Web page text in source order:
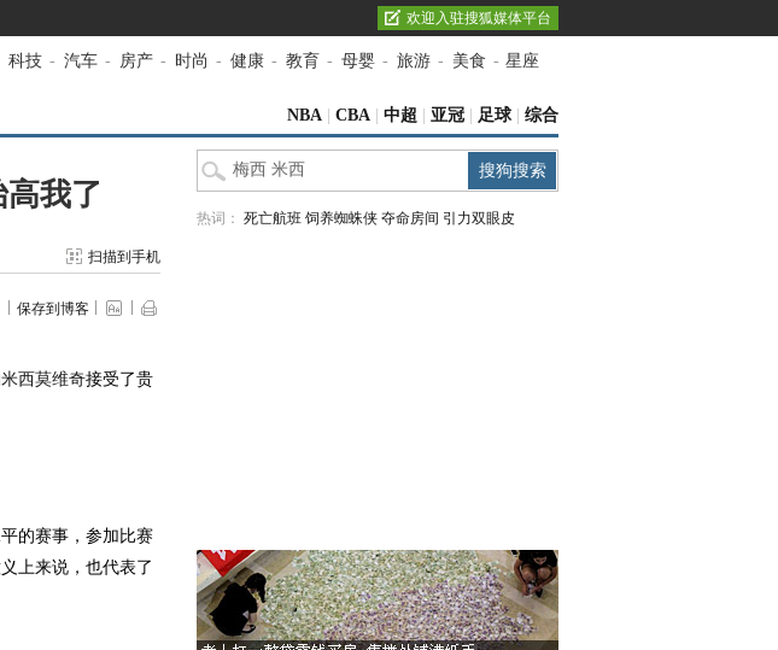
欢迎入驻搜狐媒体平台
科技 - 汽车 - 房产 - 时尚 - 健康 - 教育 - 母婴 - 旅游 - 美食 - 星座
NBA CBA 中超 亚冠 足球 综合
我了
扫描到手机
保存到博客
米西莫维奇接受了贵
的赛事，参加比赛
上来说，也代表了
热词： 死亡航班 饲养蜘蛛侠 夺命房间 引力双眼皮